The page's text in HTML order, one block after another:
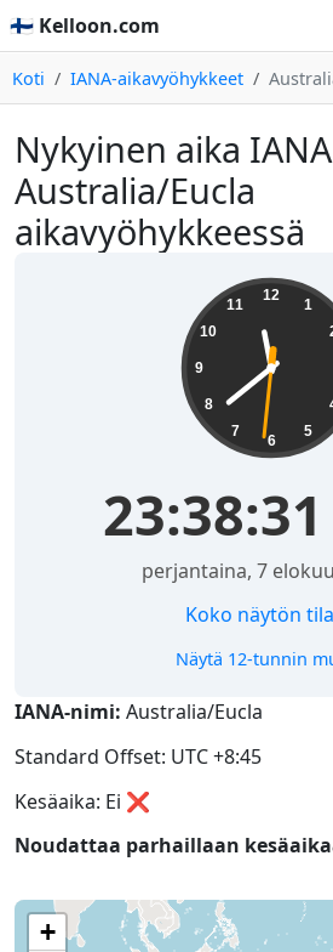
🇫🇮 Kelloon.com
Koti IANA-aikavyöhykkeet
Nykyinen aika IANA
Australia/Eucla
aikavyöhykkeessä
12
1
5
6
7
8
9
10
11
23:38:32
perjantaina, 7
Koko näytön tila
Näytä 12-tunnin
IANA-nimi: Australia/Eucla
Standard Offset: UTC +8:45
Kesäaika: Ei ❌
Noudattaa parhaillaan
+